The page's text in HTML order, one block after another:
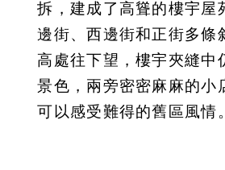
拆，建成了高聳的樓宇屋
邊街、西邊街和正街多條
高處往下望，樓宇夾縫中
景色，兩旁密密麻麻的小
可以感受難得的舊區風情